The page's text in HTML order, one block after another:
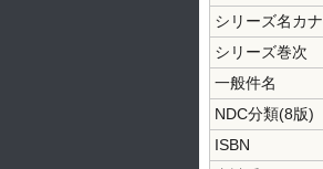
シリーズ名カナ
シリーズ巻次
一般件名
NDC分類(8版)
ISBN